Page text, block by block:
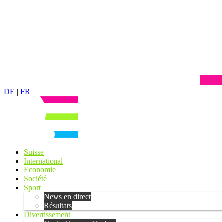
DE | FR
Suisse
International
Economie
Société
Sport
News en direct
Résultats
Divertissement